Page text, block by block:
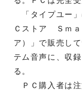
「タイプユー」
Ｃストア Ｓｍａ
ア）」で販売し
テム音声に、収
る。
ＰＣ購入者は注